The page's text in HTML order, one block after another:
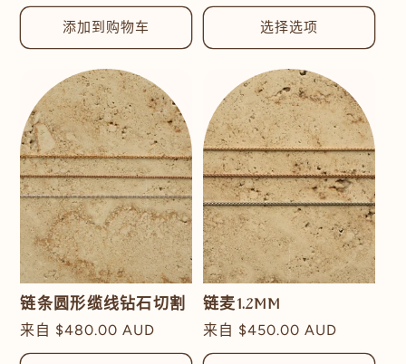
规
格
添加到购物车 选择选项
链条圆形缆线钻石切割
常
规
来自 $480.00 AUD
链麦1.2MM
常
规
来自 $450.00 AUD